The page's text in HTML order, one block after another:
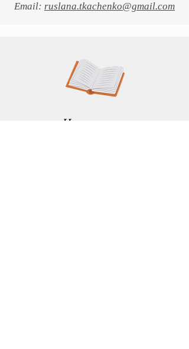
Email: ruslana.tkachenko@gmail.com
МАТЕРІАЛИ
Навчальна